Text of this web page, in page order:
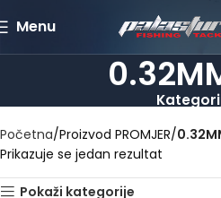
Menu
Početna Proizvod PROMJER
Prikazuje se jedan rezultat
Pokaži kategorije